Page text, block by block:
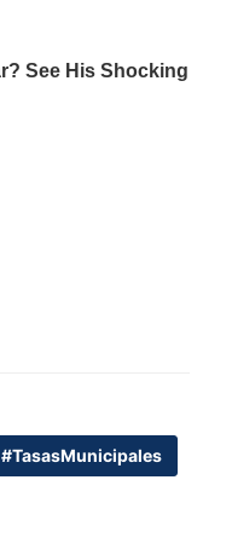
#TasasMunicipales